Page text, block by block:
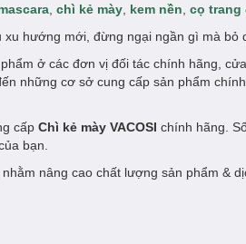
chì kẻ mày kem nền cọ trang
hướng mới, đừng ngại ngần gì mà bỏ
ở các đơn vị đối tác chính hãng,
những cơ sở cung cấp sản phẩm
cấp Chì kẻ mày VACOSI chính hãng.
bạn.
nâng cao chất lượng sản phẩm &